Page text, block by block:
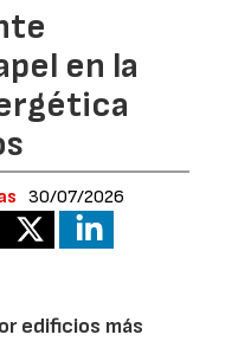
en la
30/07/2026
edificios más